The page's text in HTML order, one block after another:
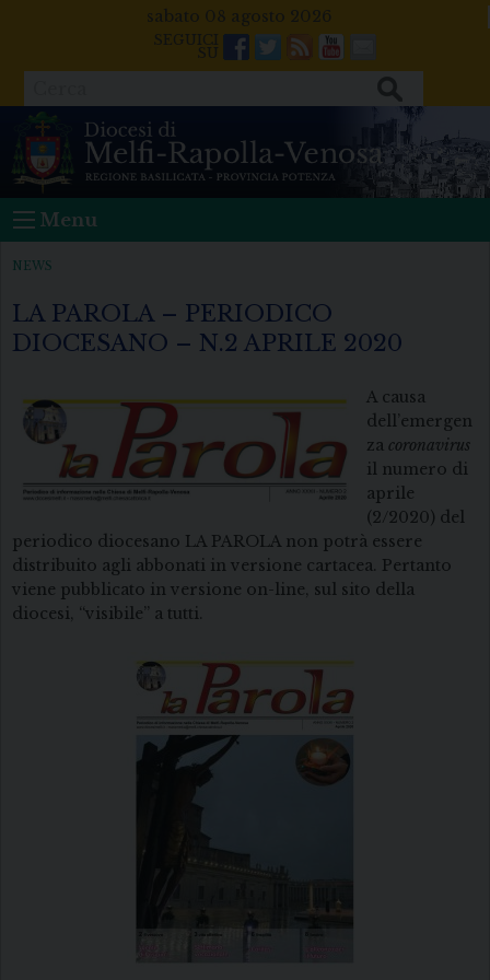
sabato 08 agosto 2026
Facebook
Twitter
FeedsYoutube
Mail
Menu
NEWS
LA PAROLA – PERIODICO
DIOCESANO – N.2 APRILE 2020
A causa
dell’emergen
za coronavirus
il numero di
aprile
(2/2020) del
periodico diocesano LA PAROLA non potrà essere
distribuito agli abbonati in versione cartacea. Pertanto
viene pubblicato in versione on-line, sul sito della
diocesi, “visibile” a tutti.